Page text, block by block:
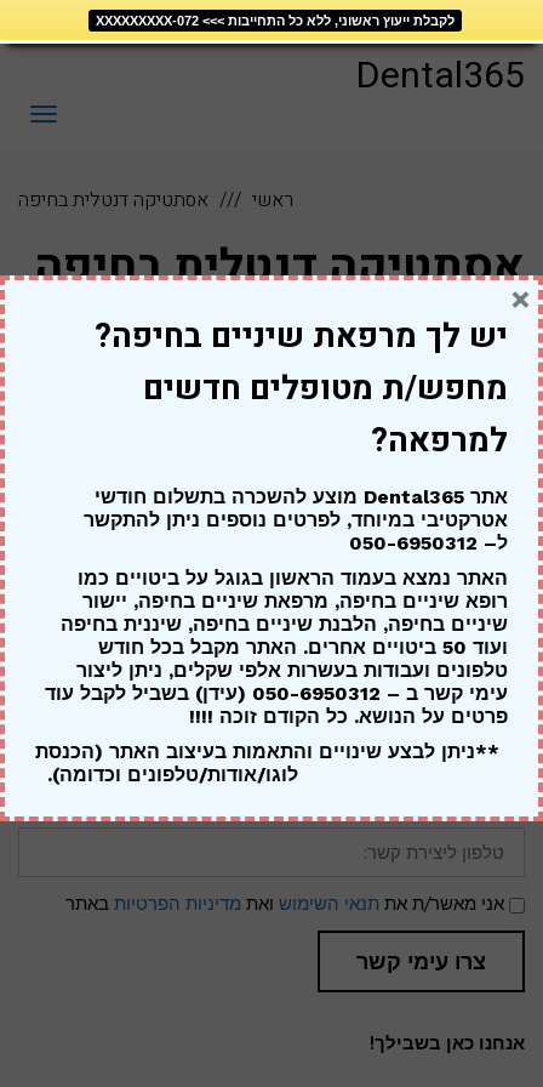
לקבלת ייעוץ ראשוני, ללא כל התחייבות >>> 072-XXXXXXXXX
לתוכן
Dental365
ראשי אסתטיקה דנטלית בחיפה
אסתטיקה דנטלית בחיפה
אסתטיקה דנטלית בחיפה – בקרוב
יצירת קשר
לתיאום פגישת ייעוץ ראשונית במרפאת השיניים של ד"ר דניאל
כהן, ניתן ליצור עימנו קשר ב- XXXXXXX – הייעוץ ניתן ללא כל
התחייבות מצידך.
לחילופין, ניתן למלא את טופס יצירת הקשר הבא ואנו נחזור
אליך בהקדם האפשרי:
שם
מלא:
ליצירת
תנאי
שימוש
ומדיניות
פרטיות
אני מאשר/ת את תנאי השימוש ואת מדיניות הפרטיות באתר
צרו עימי קשר
אנחנו כאן בשבילך!
יש לך מרפאת שיניים בחיפה?
מחפש/ת מטופלים חדשים
למרפאה?
אתר Dental365 מוצע להשכרה בתשלום חודשי
אטרקטיבי במיוחד, לפרטים נוספים ניתן להתקשר
ל– 050-6950312
האתר נמצא בעמוד הראשון בגוגל על ביטויים כמו
רופא שיניים בחיפה, מרפאת שיניים בחיפה, יישור
שיניים בחיפה, הלבנת שיניים בחיפה, שיננית בחיפה
ועוד 50 ביטויים אחרים. האתר מקבל בכל חודש
טלפונים ועבודות בעשרות אלפי שקלים, ניתן ליצור
עימי קשר ב – 050-6950312 (עידן) בשביל לקבל עוד
פרטים על הנושא. כל הקודם זוכה !!!!
**ניתן לבצע שינויים והתאמות בעיצוב האתר (הכנסת
לוגו/אודות/טלפונים וכדומה).
×